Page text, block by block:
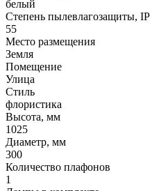
белый
Степень пылевлагозащиты, IP
55
Место размещения
Земля
Помещение
Улица
Стиль
флористика
Высота, мм
1025
Диаметр, мм
300
Количество плафонов
1